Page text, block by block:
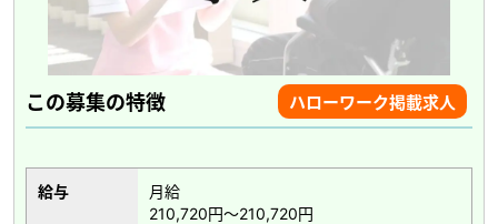
この募集の特徴 ハローワーク掲載求人
給与
月給
210,720円～210,720円